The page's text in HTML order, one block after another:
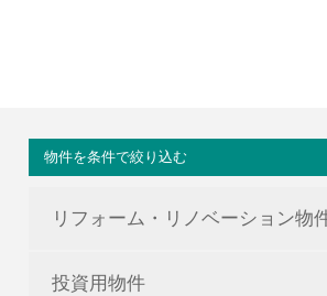
物件を条件で絞り込む
リフォーム・リノベーション物
投資用物件